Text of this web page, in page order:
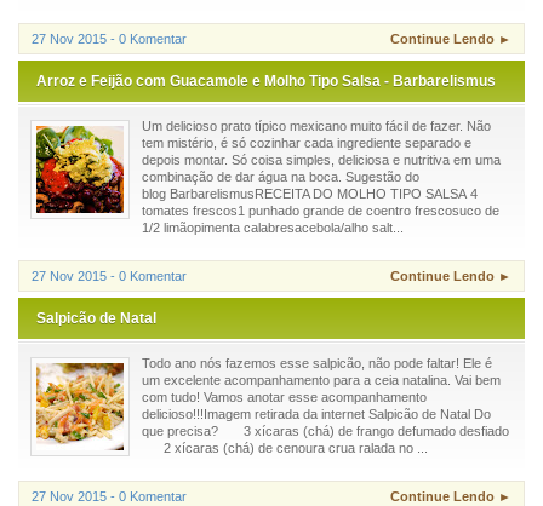
27 Nov 2015 - 0 Komentar Continue Lendo ►
Arroz e Feijão com Guacamole e Molho Tipo Salsa - Barbarelismus
Um delicioso prato típico mexicano muito fácil de fazer. Não
tem mistério, é só cozinhar cada ingrediente separado e
depois montar. Só coisa simples, deliciosa e nutritiva em uma
combinação de dar água na boca. Sugestão do
blog BarbarelismusRECEITA DO MOLHO TIPO SALSA 4
tomates frescos1 punhado grande de coentro frescosuco de
1/2 limãopimenta calabresacebola/alho salt...
27 Nov 2015 - 0 Komentar Continue Lendo ►
Salpicão de Natal
Todo ano nós fazemos esse salpicão, não pode faltar! Ele é
um excelente acompanhamento para a ceia natalina. Vai bem
com tudo! Vamos anotar esse acompanhamento
delicioso!!!Imagem retirada da internet Salpicão de Natal Do
que precisa? 3 xícaras (chá) de frango defumado desfiado
2 xícaras (chá) de cenoura crua ralada no ...
27 Nov 2015 - 0 Komentar Continue Lendo ►